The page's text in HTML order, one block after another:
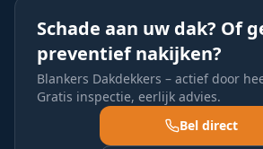
Schade aan uw dak? Of
preventief nakijken?
Blankers Dakdekkers – actief door
Gratis inspectie, eerlijk advies.
Bel direct